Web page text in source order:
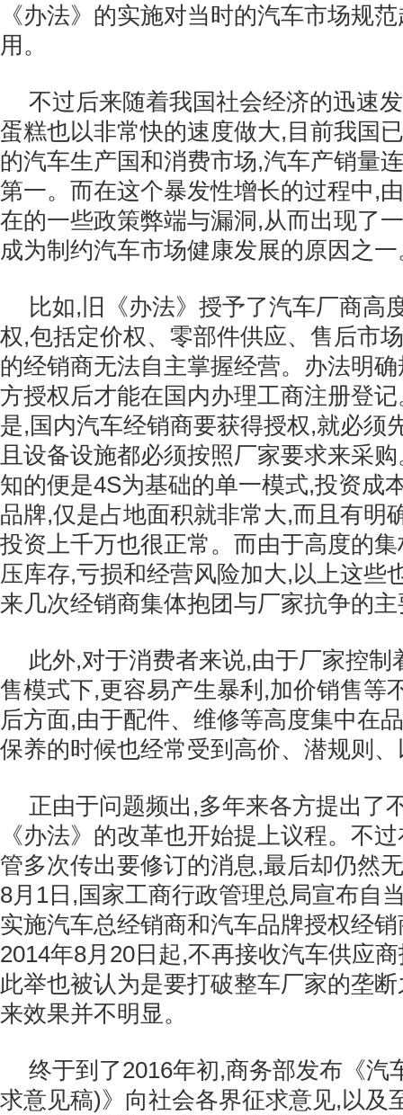
《办法》的实施对当时的汽车市场规
用。
不过后来随着我国社会经济的迅速
蛋糕也以非常快的速度做大,目前我国
的汽车生产国和消费市场,汽车产销量
第一。而在这个暴发性增长的过程中,
在的一些政策弊端与漏洞,从而出现了
成为制约汽车市场健康发展的原因之一
比如,旧《办法》授予了汽车厂商高
权,包括定价权、零部件供应、售后市
的经销商无法自主掌握经营。办法明
方授权后才能在国内办理工商注册登
是,国内汽车经销商要获得授权,就必须
且设备设施都必须按照厂家要求来采
知的便是4S为基础的单一模式,投资成
品牌,仅是占地面积就非常大,而且有明
投资上千万也很正常。而由于高度的
压库存,亏损和经营风险加大,以上这些
来几次经销商集体抱团与厂家抗争的
此外,对于消费者来说,由于厂家控制
售模式下,更容易产生暴利,加价销售等
后方面,由于配件、维修等高度集中在
保养的时候也经常受到高价、潜规则
正由于问题频出,多年来各方提出了
《办法》的改革也开始提上议程。不
管多次传出要修订的消息,最后却仍然
8月1日,国家工商行政管理总局宣布自
实施汽车总经销商和汽车品牌授权经
2014年8月20日起,不再接收汽车供应
此举也被认为是要打破整车厂家的垄
来效果并不明显。
终于到了2016年初,商务部发布《汽
求意见稿)》向社会各界征求意见,以及